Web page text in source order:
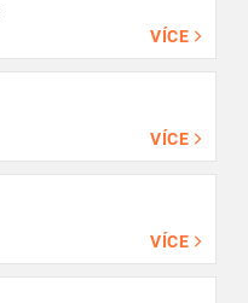
VÍCE
VÍCE
VÍCE